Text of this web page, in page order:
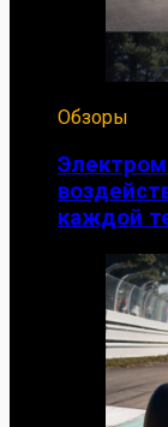
Обзоры
каждой